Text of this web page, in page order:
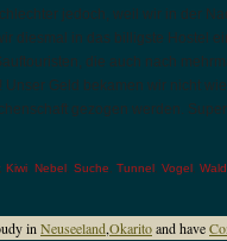
jedoch, weil wir in der
diesmal in das billigste Hostel
die auch nach
Unser Geld bekamen wir nicht
gezogen werden.
, Kiwi Nebel Suche Tunnel Vogel Wald
in Neuseeland,Okaritoand have